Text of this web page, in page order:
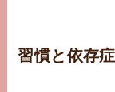
習慣と依存